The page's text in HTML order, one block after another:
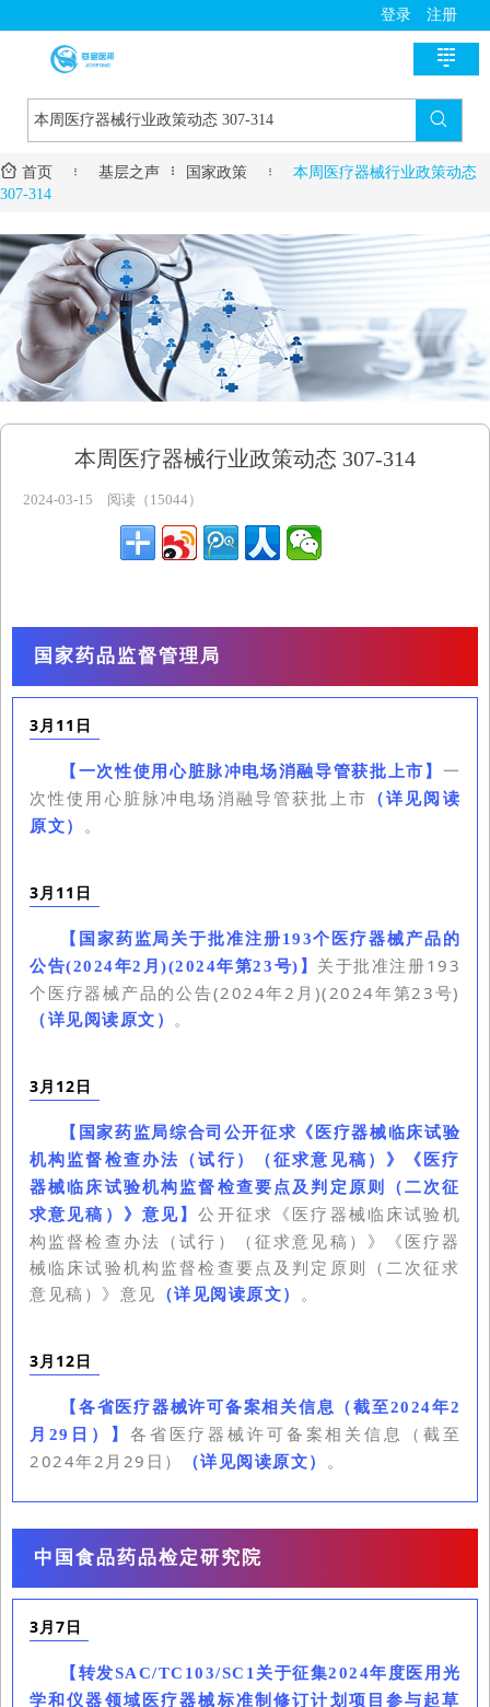
登录 注册


首页
新医讯
地方动态
用药指导
诊疗指南
医疗技术
基层风采
名院展示
药房明星
资料学习
培训课程
学术沙龙
进修学习
慢病管理
疾病筛查
服务流程
 首页  基层之声  国家政策 
本周医疗器械行业政策动态
307-314
本周医疗器械行业政策动态 307-314
2024-03-15 阅读（15044）
国家药品监督管理局
3月11日
【 一次性使用心脏脉冲电场消融导管获批上市 】 一
次性使用心脏脉冲电场消融导管获批上市
（详见阅读
原文）
。
3月11日
【 国家药监局关于批准注册193个医疗器械产品的
公告(2024年2月)(2024年第23号) 】 关于批准注册193
个医疗器械产品的公告(2024年2月)(2024年第23号)
（详见阅读原文） 。
3月12日
【 国家药监局综合司公开征求《医疗器械临床试验
机构监督检查办法（试行）（征求意见稿）》《医疗
器械临床试验机构监督检查要点及判定原则（二次征
求意见稿）》意见 】公开征求《医疗器械临床试验机
构监督检查办法（试行）（征求意见稿）》《医疗器
械临床试验机构监督检查要点及判定原则（二次征求
意见稿）》意见 （详见阅读原文） 。
3月12日
【 各省医疗器械许可备案相关信息（截至2024年2
月29日）
】 各省医疗器械许可备案相关信息（截至
2024年2月29日）
（详见阅读原文） 。
中国食品药品检定研究院
3月7日
【 转发SAC/TC103/SC1关于征集2024年度医用光
学和仪器领域医疗器械标准制修订计划项目参与起草